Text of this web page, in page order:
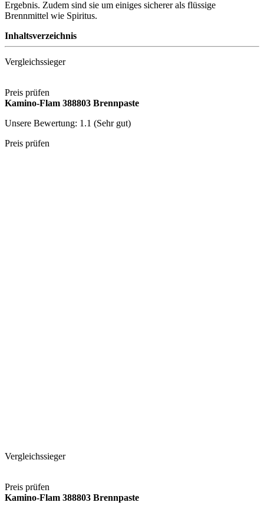
Ergebnis. Zudem sind sie um einiges sicherer als flüssige
Brennmittel wie Spiritus.
Inhaltsverzeichnis
Vergleichssieger
Preis prüfen
Kamino-Flam 388803 Brennpaste
Unsere Bewertung: 1.1 (Sehr gut)
Preis prüfen
Vergleichssieger
Preis prüfen
Kamino-Flam 388803 Brennpaste